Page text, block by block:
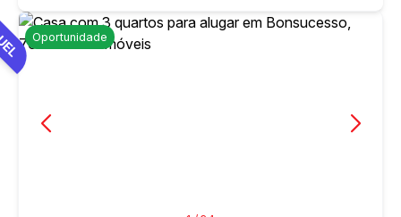
câmeras e interfone. Localização: Ponto privilegiado posto 6
barra Condomínio fechado
Oportunidade